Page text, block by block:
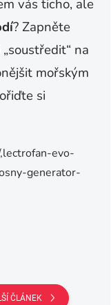
vás ticho, ale
? Zapněte
na
mořským
si
evo-
generator-
ČLÁNEK